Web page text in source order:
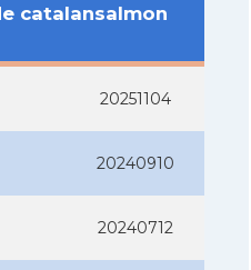
catalansalmon
20251104
20240910
20240712